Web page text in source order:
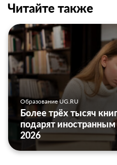
Читайте также
Образование UG.RU
Более трёх тысяч
подарят
2026